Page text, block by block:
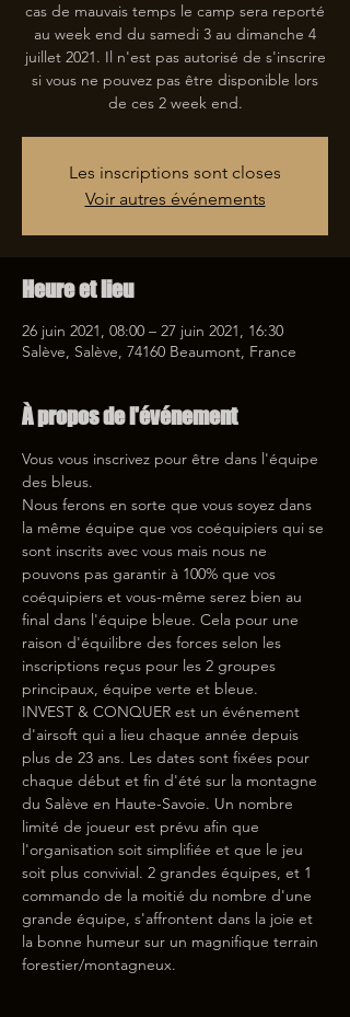
cas de mauvais temps le camp sera reporté
au week end du samedi 3 au dimanche 4
juillet 2021. Il n'est pas autorisé de s'inscrire
si vous ne pouvez pas être disponible lors
de ces 2 week end.
Les inscriptions sont closes
Voir autres événements
Heure et lieu
26 juin 2021, 08:00 – 27 juin 2021, 16:30
Salève, Salève, 74160 Beaumont, France
À propos de l'événement
Vous vous inscrivez pour être dans l'équipe
des bleus.
Nous ferons en sorte que vous soyez dans
la même équipe que vos coéquipiers qui se
sont inscrits avec vous mais nous ne
pouvons pas garantir à 100% que vos
coéquipiers et vous-même serez bien au
final dans l'équipe bleue. Cela pour une
raison d'équilibre des forces selon les
inscriptions reçus pour les 2 groupes
principaux, équipe verte et bleue.
INVEST & CONQUER est un événement
d'airsoft qui a lieu chaque année depuis
plus de 23 ans. Les dates sont fixées pour
chaque début et fin d'été sur la montagne
du Salève en Haute-Savoie. Un nombre
limité de joueur est prévu afin que
l'organisation soit simplifiée et que le jeu
soit plus convivial. 2 grandes équipes, et 1
commando de la moitié du nombre d'une
grande équipe, s'affrontent dans la joie et
la bonne humeur sur un magnifique terrain
forestier/montagneux.